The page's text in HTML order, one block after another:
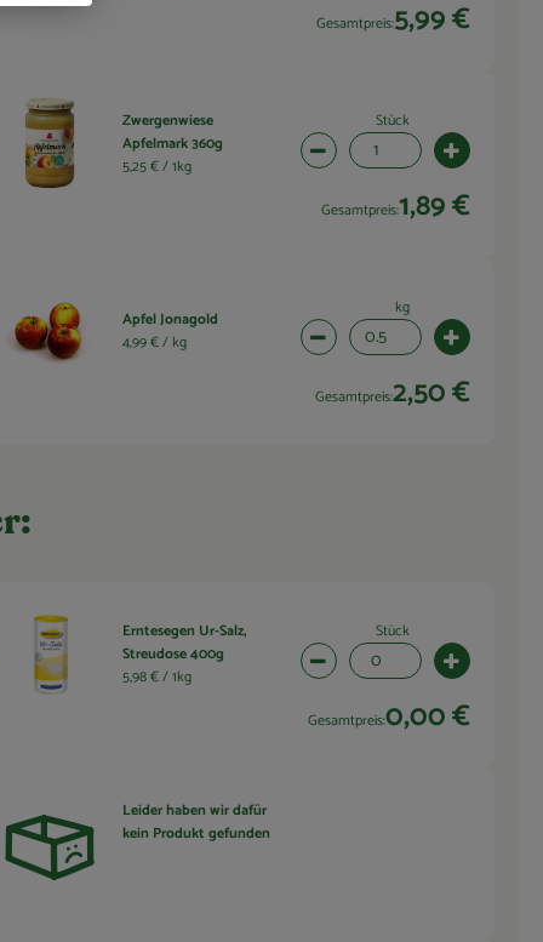
Gesamtpreis:5,99 €
ändern
Zwergenwiese
Apfelmark 360g
5,25 € /1kg
Stück
Artikelanzahl verringern (1
Gesamtpreis:1,89 €
ändern
Apfel Jonagold
4,99 € / kg
kg
Artikelanzahl verringern
Gesamtpreis:2,50 €
ändern
Erntesegen Ur-Salz,
Streudose 400g
5,98 € /1kg
Stück
Artikelanzahl verringern (0
Gesamtpreis:0,00 €
ändern
Leider haben wir dafür
kein Produkt gefunden